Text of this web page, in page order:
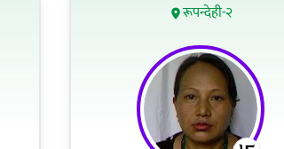
रूपन्देही-२